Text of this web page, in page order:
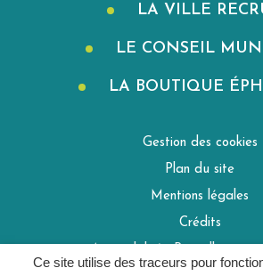
Ce site utilise des traceurs pour
LA VILLE
LE CONSEIL
LA BOUTIQUE
Gestion des cookies
Plan du site
Mentions légales
Crédits